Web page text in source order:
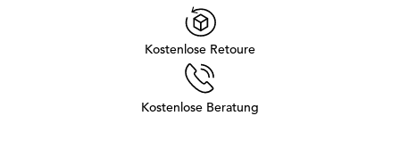
Kostenlose Retoure
Kostenlose Beratung